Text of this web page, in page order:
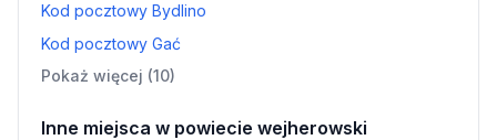
Kod pocztowy Bydlino
Kod pocztowy Gać
Pokaż więcej (10)
Inne miejsca w powiecie wejherowski